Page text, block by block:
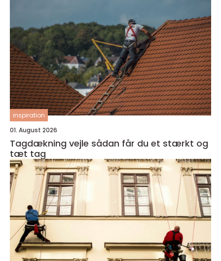
inspiration
01. August 2026
Tagdækning vejle sådan får du et stærkt og
tæt tag